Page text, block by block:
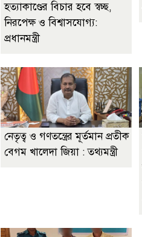
হত্যাকাণ্ডের বিচার হবে স্বচ্ছ,
নিরপেক্ষ ও বিশ্বাসযোগ্য:
প্রধানমন্ত্রী
নেতৃত্ব ও গণতন্ত্রের মূর্তমান প্রতীক
বেগম খালেদা জিয়া : তথ্যমন্ত্রী